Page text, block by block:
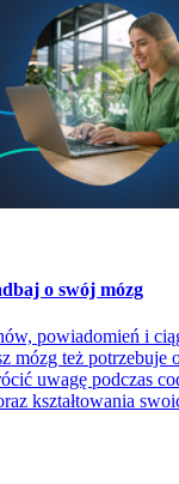
o swój mózg
powiadomień i
mózg też potrzebuje
uwagę podczas
kształtowania